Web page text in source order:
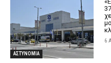
ΑΣΤΥΝΟΜΙΑ
6